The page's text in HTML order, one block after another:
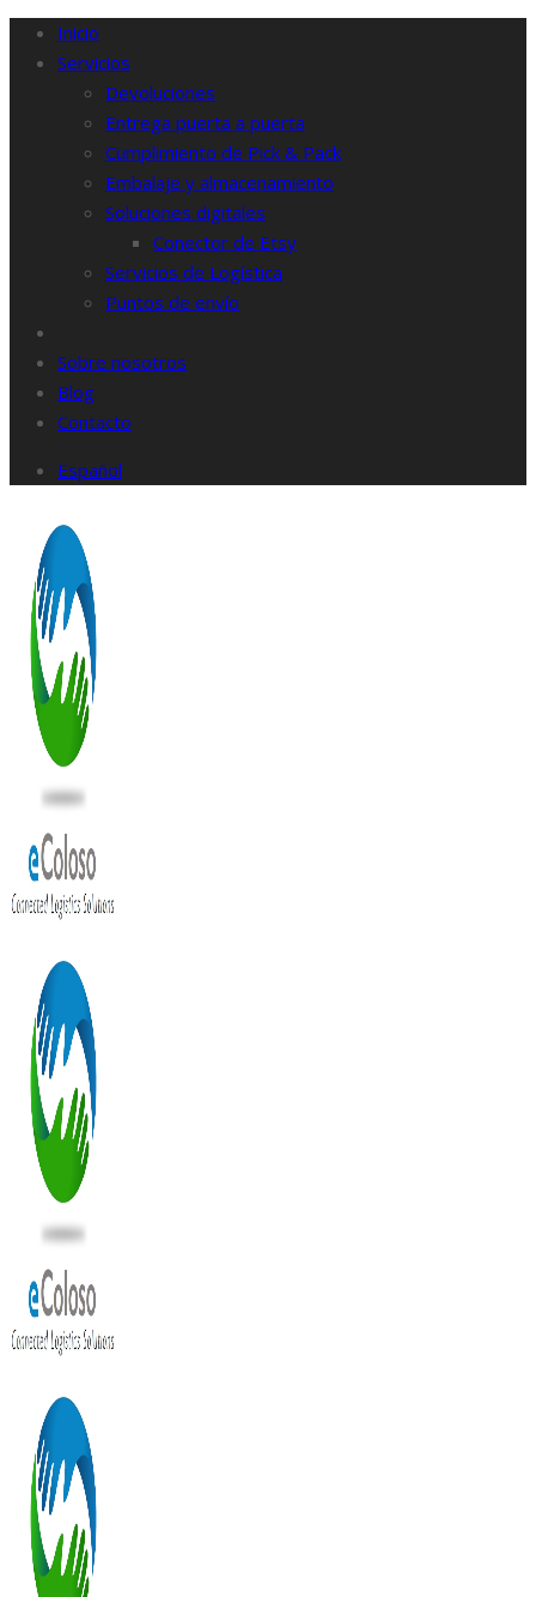
Inicio
Servicios
Devoluciones
Entrega puerta a puerta
Cumplimiento de Pick & Pack
Embalaje y almacenamiento
Soluciones digitales
Conector de Etsy
Servicios de Logística
Puntos de envío
Sobre nosotros
Blog
Contacto
Español